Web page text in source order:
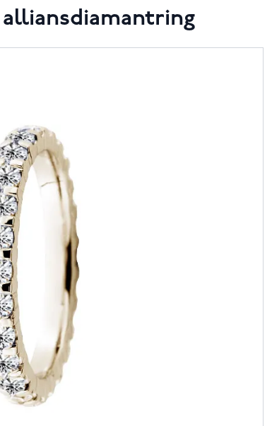
alliansdiamantring